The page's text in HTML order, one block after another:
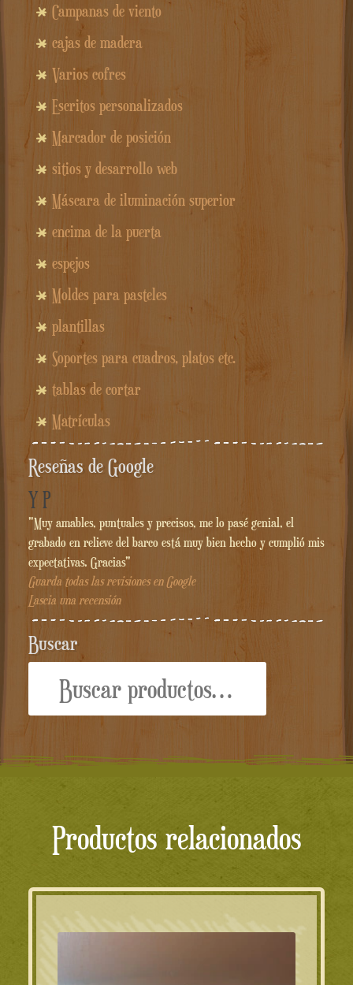
Campanas de viento
cajas de madera
Varios cofres
Escritos personalizados
Marcador de posición
sitios y desarrollo web
Máscara de iluminación superior
encima de la puerta
espejos
Moldes para pasteles
plantillas
Soportes para cuadros, platos etc.
tablas de cortar
Matrículas
Reseñas de Google
Y P
"Muy amables, puntuales y precisos, me lo pasé genial, el
grabado en relieve del barco está muy bien hecho y cumplió mis
expectativas. Gracias"
Guarda todas las revisiones en Google
Lascia una recensión
Buscar
Productos relacionados